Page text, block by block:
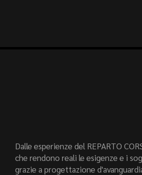
Dalle esperienze del REPARTO
che rendono reali le esigenze e i
grazie a progettazione